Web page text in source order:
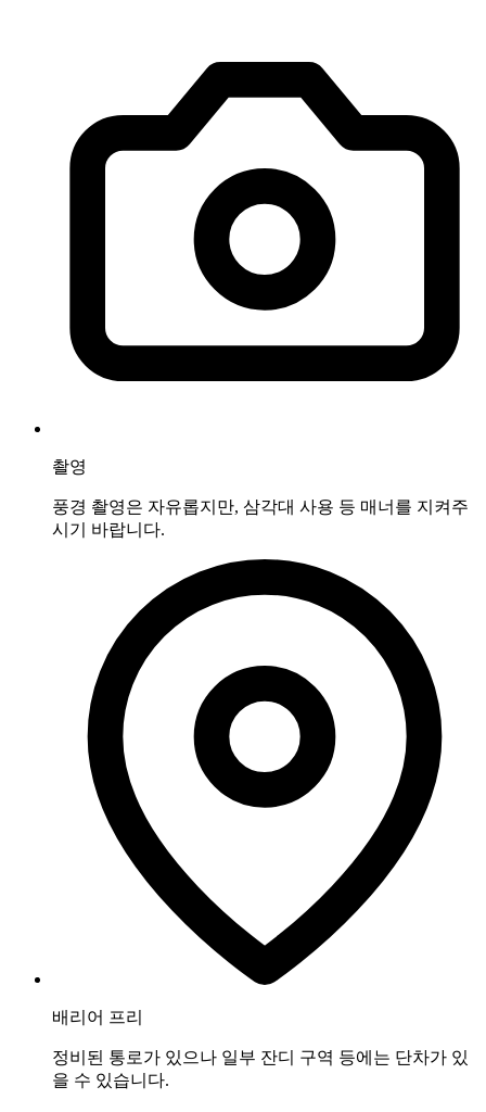
촬영
풍경 촬영은 자유롭지만, 삼각대 사용 등 매너를 지켜주
시기 바랍니다.
배리어 프리
정비된 통로가 있으나 일부 잔디 구역 등에는 단차가 있
을 수 있습니다.